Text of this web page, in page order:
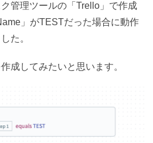
管理ツールの「Trello」で作成
」がTESTだった場合に動作
た。
成してみたいと思います。